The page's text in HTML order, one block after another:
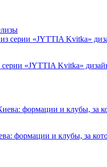
серии «JYTTIA Kvitka»
формации и клубы, за